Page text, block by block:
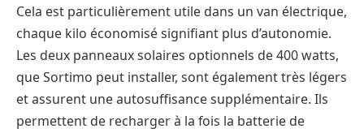
Cela est particulièrement utile dans un van électrique,
chaque kilo économisé signifiant plus d’autonomie.
Les deux panneaux solaires optionnels de 400 watts,
que Sortimo peut installer, sont également très légers
et assurent une autosuffisance supplémentaire. Ils
permettent de recharger à la fois la batterie de